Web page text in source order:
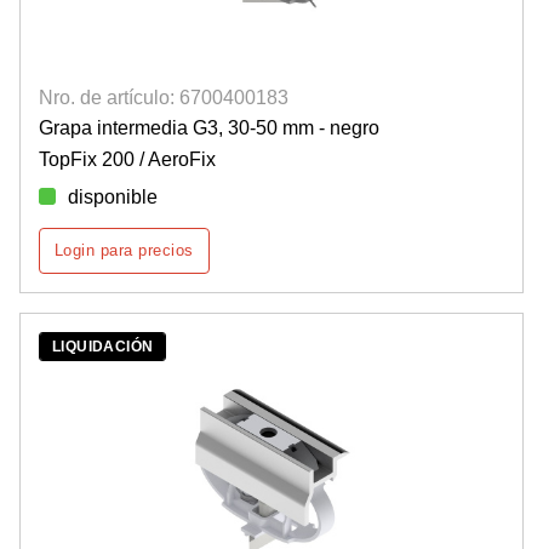
Nro. de artículo: 6700400183
Grapa intermedia G3, 30-50 mm - negro
TopFix 200 / AeroFix
disponible
Login para precios
LIQUIDACIÓN